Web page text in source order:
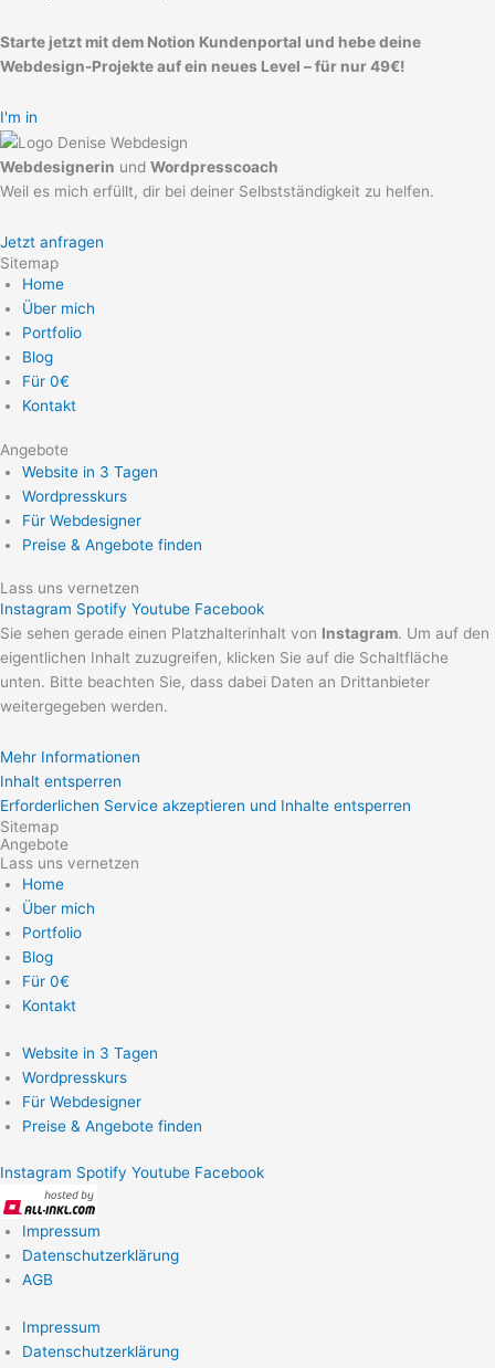
Starte jetzt mit dem Notion Kundenportal und hebe deine
Webdesign-Projekte auf ein neues Level – für nur 49€!
I'm in
Webdesignerin und Wordpresscoach
Weil es mich erfüllt, dir bei deiner Selbstständigkeit zu helfen.
Jetzt anfragen
Sitemap
Home
Über mich
Portfolio
Blog
Für 0€
Kontakt
Angebote
Website in 3 Tagen
Wordpresskurs
Für Webdesigner
Preise & Angebote finden
Lass uns vernetzen
Instagram Spotify Youtube Facebook
Sie sehen gerade einen Platzhalterinhalt von Instagram. Um auf den
eigentlichen Inhalt zuzugreifen, klicken Sie auf die Schaltfläche
unten. Bitte beachten Sie, dass dabei Daten an Drittanbieter
weitergegeben werden.
Mehr Informationen
Inhalt entsperren
Erforderlichen Service akzeptieren und Inhalte entsperren
Sitemap
Angebote
Lass uns vernetzen
Home
Über mich
Portfolio
Blog
Für 0€
Kontakt
Website in 3 Tagen
Wordpresskurs
Für Webdesigner
Preise & Angebote finden
Instagram Spotify Youtube Facebook
Impressum
Datenschutzerklärung
AGB
Impressum
Datenschutzerklärung